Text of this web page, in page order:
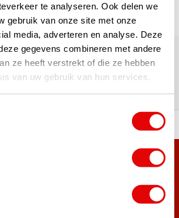
te analyseren. Ook delen we
gebruik van onze site met onze
media, adverteren en analyse. Deze
gegevens combineren met andere
ze heeft verstrekt of die ze hebben
van uw gebruik van hun services.
| Über 5.000 Bewertungen | Trusted
Das sagen unsere
Vor 15:00 Uhr bestellt,
Kunden haben sich bereits
an und verpasse nie wieder